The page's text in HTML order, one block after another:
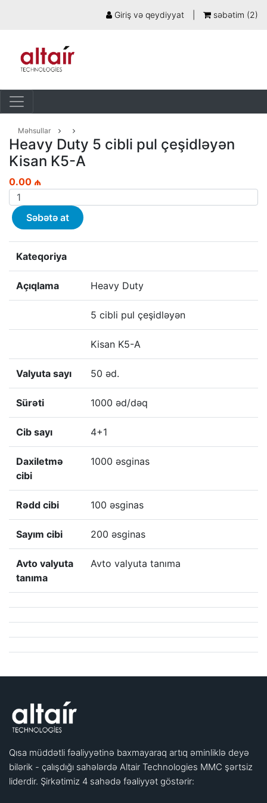
Giriş və qeydiyyat səbətim (2)
Məhsullar
Heavy Duty 5 cibli pul çeşidləyən
Kisan K5-A
0.00 ₼
Səbətə at
Kateqoriya
Açıqlama Heavy Duty
5 cibli pul çeşidləyən
Kisan K5-A
Valyuta sayı 50 əd.
Sürəti 1000 əd/dəq
Cib sayı 4+1
Daxiletmə
cibi
1000 əsginas
Rədd cibi 100 əsginas
Sayım cibi 200 əsginas
Avto valyuta
tanıma
Avto valyuta tanıma
Qısa müddətli fəaliyyətinə baxmayaraq artıq əminliklə deyə
bilərik - çalışdığı sahələrdə Altair Technologies MMC şərtsiz
liderdir. Şirkətimiz 4 sahədə fəaliyyət göstərir: